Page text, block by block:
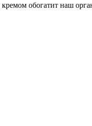
обогатит наш